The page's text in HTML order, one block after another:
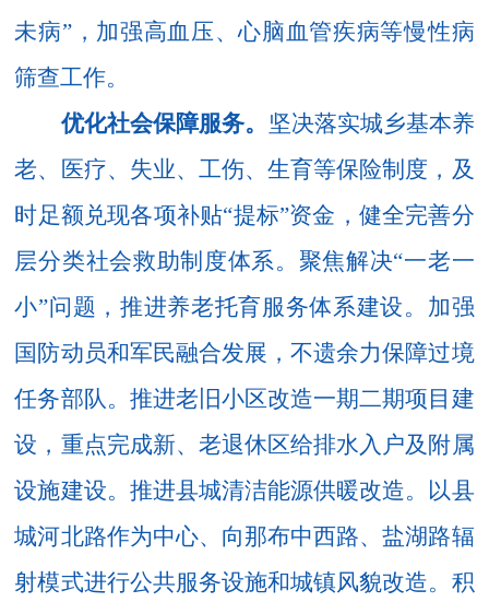
未病”，加强高血压、心脑血管疾病等慢性病
筛查工作。
优化社会保障服务。
坚决落实城乡基本养
老、医疗、失业、工伤、生育等保险制度，及
时足额兑现各项补贴“提标”资金， 健全完善分
层分类社会救助制度体系。聚焦解决“一老一
小”问题， 推进养老托育服务体系建设。 加强
国防动员和军民融合发展，不遗余力保障过境
任务部队。推进老旧小区改造一期二期项目建
设，重点完成新、老退休区给排水入户及附属
设施建设。 推进县城清洁能源供暖改造。以县
城河北路作为中心、向那布中西路、盐湖路辐
射模式进行公共服务设施和城镇风貌改造。积